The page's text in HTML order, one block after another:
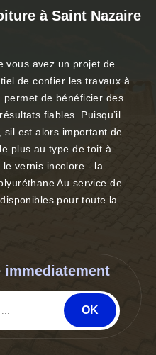
à Saint Nazaire
vous avez un projet de
de confier les travaux à
de bénéficier des
fiables. Puisqu’il
sil est alors important de
plus au type de toit à
vernis incolore - la
Au service de
pour toute la
immediatement